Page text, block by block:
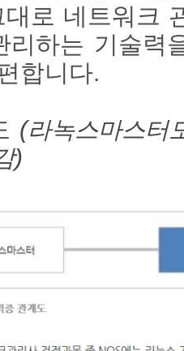
로 네트워크
리하는 기술력
합니다.
(라녹스마스터
)